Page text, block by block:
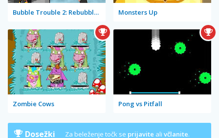
Bubble Trouble 2: Rebubbled Monsters Up
Zombie Cows Pong vs Pitfall
Dosežki Za beleženje točk se prijavite ali včlanite.